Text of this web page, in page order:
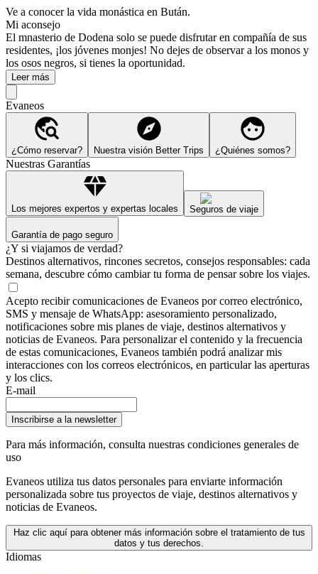
Ve a conocer la vida monástica en Bután.
Mi aconsejo
El mnasterio de Dodena solo se puede disfrutar en compañía de sus
residentes, ¡los jóvenes monjes! No dejes de observar a los monos y
los osos negros, si tienes la oportunidad.
Leer más
Evaneos
¿Cómo reservar? Nuestra visión Better Trips ¿Quiénes somos?
Nuestras Garantías
Los mejores expertos y expertas locales Seguros de viaje
Garantía de pago seguro
¿Y si viajamos de verdad?
Destinos alternativos, rincones secretos, consejos responsables: cada
semana, descubre cómo cambiar tu forma de pensar sobre los viajes.
Acepto recibir comunicaciones de Evaneos por correo electrónico,
SMS y mensaje de WhatsApp: asesoramiento personalizado,
notificaciones sobre mis planes de viaje, destinos alternativos y
noticias de Evaneos. Para personalizar el contenido y la frecuencia
de estas comunicaciones, Evaneos también podrá analizar mis
interacciones con los correos electrónicos, en particular las aperturas
y los clics.
E-mail
Inscribirse a la newsletter
Para más información, consulta nuestras condiciones generales de
uso
Evaneos utiliza tus datos personales para enviarte información
personalizada sobre tus proyectos de viaje, destinos alternativos y
noticias de Evaneos.
Haz clic aquí para obtener más información sobre el tratamiento de tus
datos y tus derechos.
Idiomas